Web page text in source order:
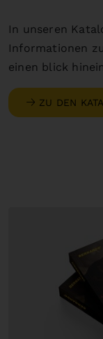
In unseren
Informationen
einen blick
ZU DEN